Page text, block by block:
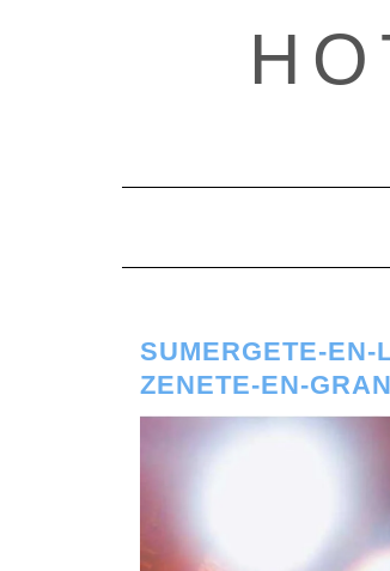
SUMERGETE-
ZENETE-EN-